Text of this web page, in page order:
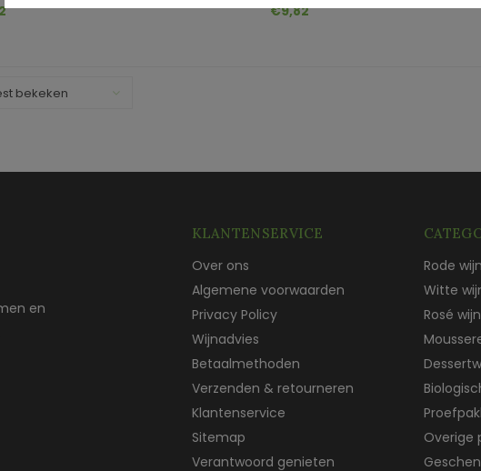
€9,82
bekeken
en
KLANTENSERVICE
Over ons
Algemene voorwaarden
Privacy Policy
Wijnadvies
Betaalmethoden
Verzenden & retourneren
Klantenservice
Sitemap
Verantwoord genieten
Rode
Witte
Rosé wijn
Overige